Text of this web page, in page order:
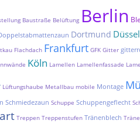
Baustraße Belüftung Berlin
Dortmund
Flachdach Frankfurt GFK Gitter
Köln Lamellen Lamellenfassade
Lüftungshaube Metallbau mobile Montage
Schmiedezaun Schuppe Schuppengeflecht
Treppen Treppenstufen Tränenblech